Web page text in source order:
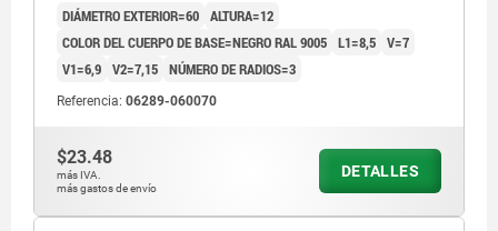
DIÁMETRO EXTERIOR=60 ALTURA=12
COLOR DEL CUERPO DE BASE=NEGRO RAL 9005 L1=8,5 V=7
V1=6,9 V2=7,15 NÚMERO DE RADIOS=3
Referencia: 06289-060070
$23.48
más IVA.
más gastos de envío
DETALLES